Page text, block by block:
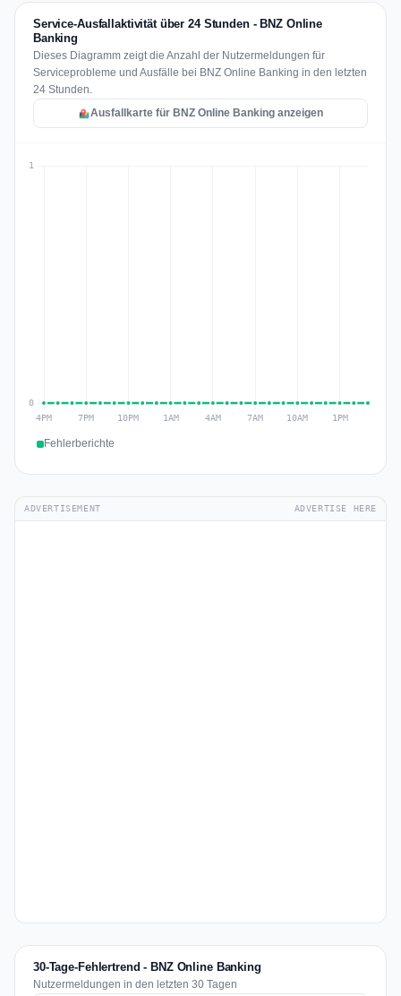
Service-Ausfallaktivität über 24 Stunden - BNZ Online
Banking
Dieses Diagramm zeigt die Anzahl der Nutzermeldungen für
Serviceprobleme und Ausfälle bei BNZ Online Banking in den letzten
24 Stunden.
Ausfallkarte für BNZ Online Banking anzeigen
Fehlerberichte
ADVERTISEMENT ADVERTISE HERE
30-Tage-Fehlertrend - BNZ Online Banking
Nutzermeldungen in den letzten 30 Tagen